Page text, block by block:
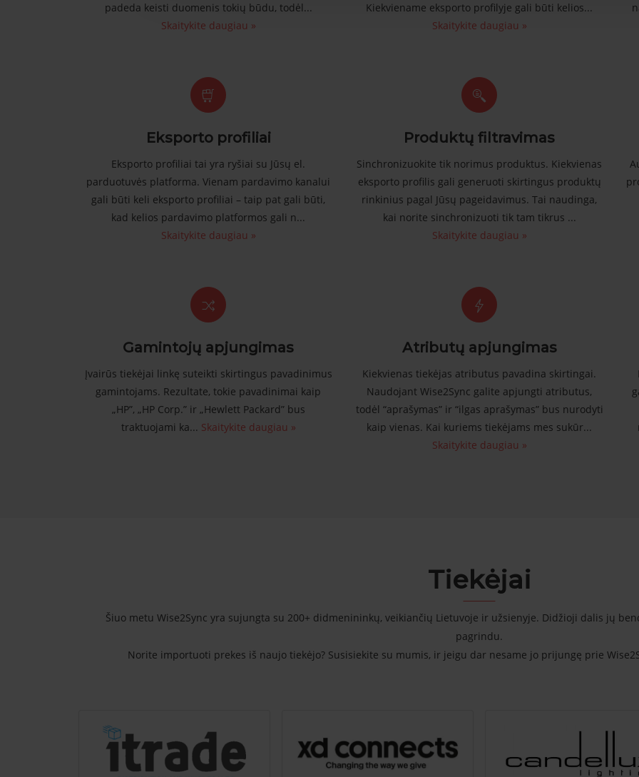
padeda keisti duomenis tokių būdu, todėl...
Skaitykite daugiau »
Kiekviename eksporto profilyje gali būti kelios...
Skaitykite daugiau »
Eksporto profiliai
Eksporto profiliai tai yra ryšiai su Jūsų el.
parduotuvės platforma. Vienam pardavimo kanalui
gali būti keli eksporto profiliai – taip pat gali būti,
kad kelios pardavimo platformos gali n...
Skaitykite daugiau »
Produktų filtravimas
Sinchronizuokite tik norimus produktus. Kiekvienas
eksporto profilis gali generuoti skirtingus produktų
rinkinius pagal Jūsų pageidavimus. Tai naudinga,
kai norite sinchronizuoti tik tam tikrus ...
Skaitykite daugiau »
Gamintojų apjungimas
Įvairūs tiekėjai linkę suteikti skirtingus pavadinimus
gamintojams. Rezultate, tokie pavadinimai kaip
„HP”, „HP Corp.” ir „Hewlett Packard” bus
traktuojami ka... Skaitykite daugiau »
Atributų apjungimas
Kiekvienas tiekėjas atributus pavadina skirtingai.
Naudojant Wise2Sync galite apjungti atributus,
todėl “aprašymas” ir “ilgas aprašymas” bus nurodyti
kaip vienas. Kai kuriems tiekėjams mes sukūr...
Skaitykite daugiau »
Tiekėjai
Šiuo metu Wise2Sync yra sujungta su 200+ didmenininkų, veikiančių Lietuvoje ir užsienyje. Didžioji dalis jų
pagrindu.
Norite importuoti prekes iš naujo tiekėjo? Susisiekite su mumis, ir jeigu dar nesame jo prijungę prie